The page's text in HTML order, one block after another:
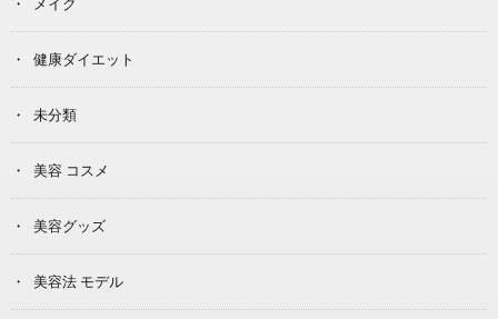
メイク
健康ダイエット
未分類
美容 コスメ
美容グッズ
美容法 モデル